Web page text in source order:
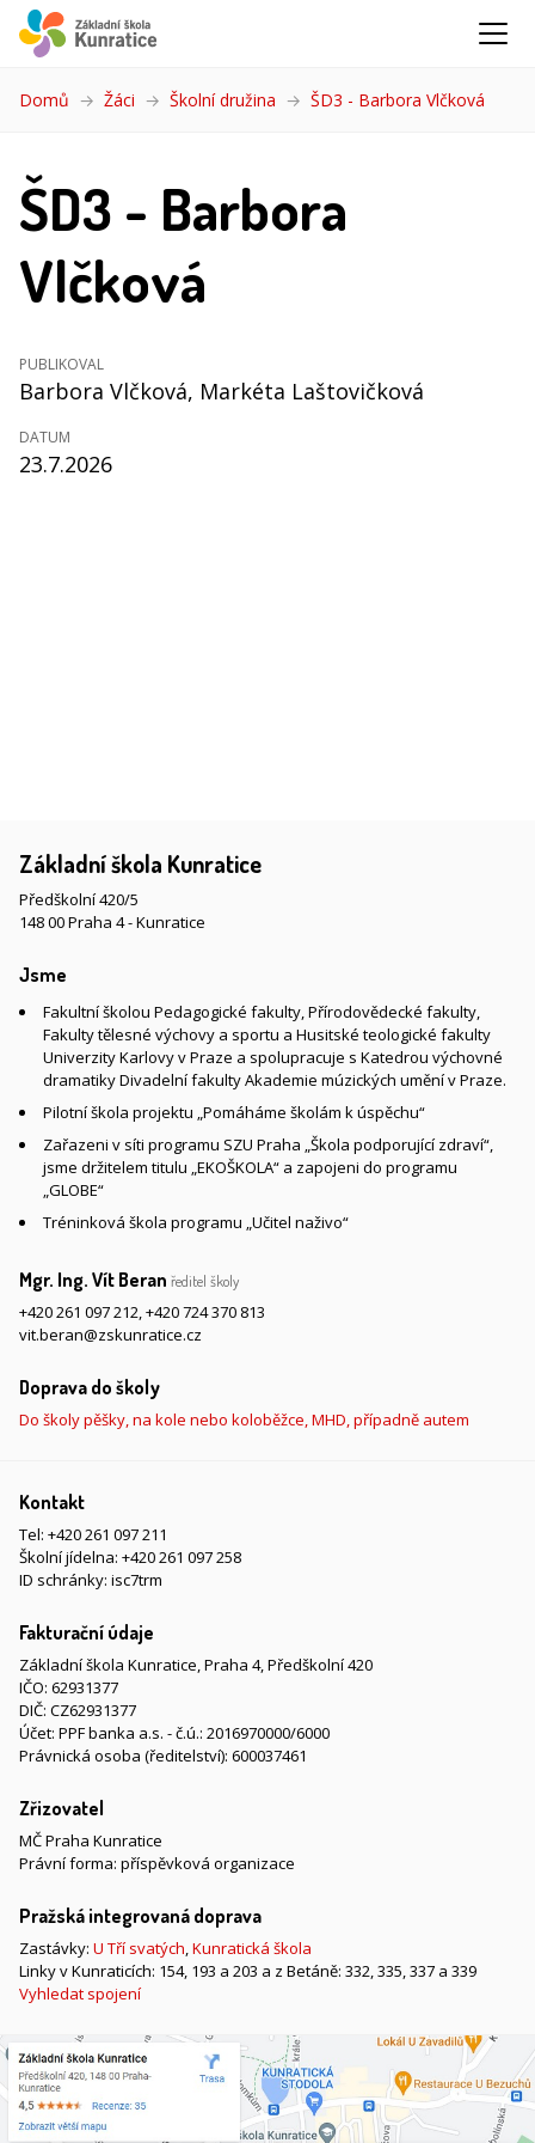
Domů Žáci Školní družina ŠD3 - Barbora Vlčková
ŠD3 - Barbora
Vlčková
PUBLIKOVAL
Barbora Vlčková, Markéta Laštovičková
DATUM
23.7.2026
Základní škola Kunratice
Předškolní 420/5
148 00 Praha 4 - Kunratice
Jsme
Fakultní školou Pedagogické fakulty, Přírodovědecké fakulty,
Fakulty tělesné výchovy a sportu a Husitské teologické fakulty
Univerzity Karlovy v Praze a spolupracuje s Katedrou výchovné
dramatiky Divadelní fakulty Akademie múzických umění v Praze.
Pilotní škola projektu „Pomáháme školám k úspěchu“
Zařazeni v síti programu SZU Praha „Škola podporující zdraví“,
jsme držitelem titulu „EKOŠKOLA“ a zapojeni do programu
„GLOBE“
Tréninková škola programu „Učitel naživo“
Mgr. Ing. Vít Beran ředitel školy
+420 261 097 212,+420 724 370 813
vit.beran@zskunratice.cz
Doprava do školy
Do školy pěšky, na kole nebo koloběžce, MHD, případně autem
Kontakt
Tel: +420 261 097 211
Školní jídelna: +420 261 097 258
ID schránky: isc7trm
Fakturační údaje
Základní škola Kunratice, Praha 4, Předškolní 420
IČO: 62931377
DIČ: CZ62931377
Účet: PPF banka a.s. - č.ú.: 2016970000/6000
Právnická osoba (ředitelství): 600037461
Zřizovatel
MČ Praha Kunratice
Právní forma: příspěvková organizace
Pražská integrovaná doprava
Zastávky: U Tří svatých,Kunratická škola
Linky v Kunraticích: 154, 193 a 203 a z Betáně: 332, 335, 337 a 339
Vyhledat spojení